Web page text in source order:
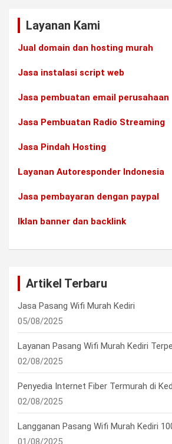
Layanan Kami
Jual domain dan hosting murah
Jasa instalasi script web
Jasa pembuatan email perusahaan
Jasa Pembuatan Radio Streaming
Jasa Pindah Hosting
Layanan Autoresponder Indonesia
Jasa pembayaran dengan paypal
Iklan banner dan backlink
Artikel Terbaru
Jasa Pasang Wifi Murah Kediri
05/08/2025
Layanan Pasang Wifi Murah Kediri
02/08/2025
Penyedia Internet Fiber Termurah di
02/08/2025
Langganan Pasang Wifi Murah Kediri
01/08/2025